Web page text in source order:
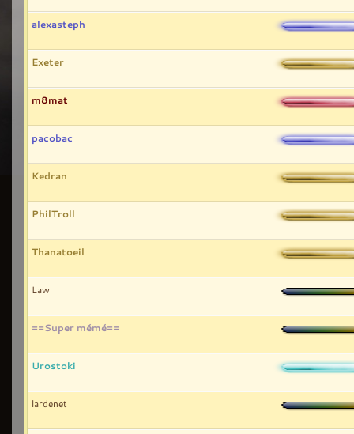
alexasteph
Exeter
m8mat
pacobac
Kedran
PhilTroll
Thanatoeil
Law
==Super mémé==
Urostoki
lardenet